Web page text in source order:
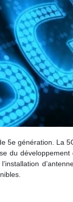
5e génération. La
du